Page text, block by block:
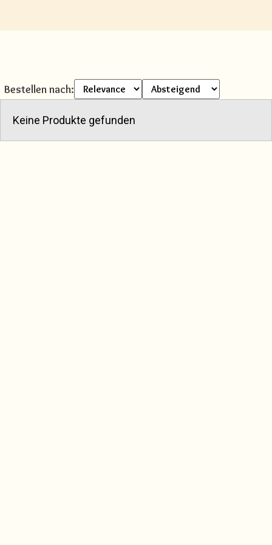
Bestellen nach:
Keine Produkte gefunden